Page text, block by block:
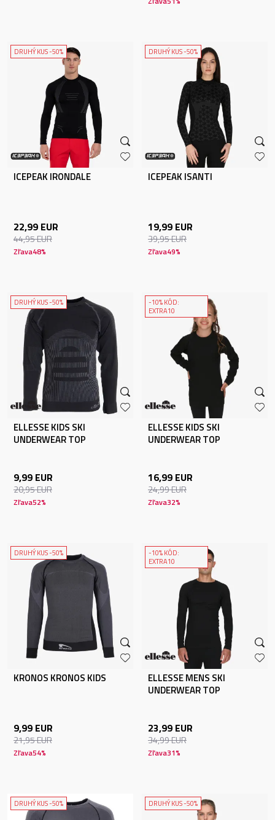
DRUHÝ KUS -50%
ICEPEAK IRONDALE
22,99 EUR
44,95EUR
Zľava48%
DRUHÝ KUS -50%
ICEPEAK ISANTI
19,99 EUR
39,95EUR
Zľava49%
DRUHÝ KUS -50%
ELLESSE KIDS SKI
UNDERWEAR TOP
9,99 EUR
20,95EUR
Zľava52%
-10% KÓD:
EXTRA10
ELLESSE KIDS SKI
UNDERWEAR TOP
16,99 EUR
24,99EUR
Zľava32%
DRUHÝ KUS -50%
KRONOS KRONOS KIDS
9,99 EUR
21,95EUR
Zľava54%
-10% KÓD:
EXTRA10
ELLESSE MENS SKI
UNDERWEAR TOP
23,99 EUR
34,99EUR
Zľava31%
DRUHÝ KUS -50% DRUHÝ KUS -50%